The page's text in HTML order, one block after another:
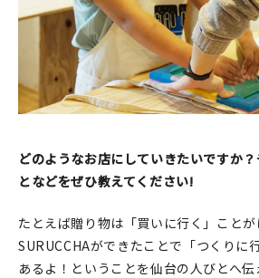
どのようなお店にしていきたいですか
となどをぜひ教えてください!
たとえば贈り物は「買いに行く」ことが
SURUCCHAができたことで「つくりに
あるよ！ということを仙台の人びとへ伝